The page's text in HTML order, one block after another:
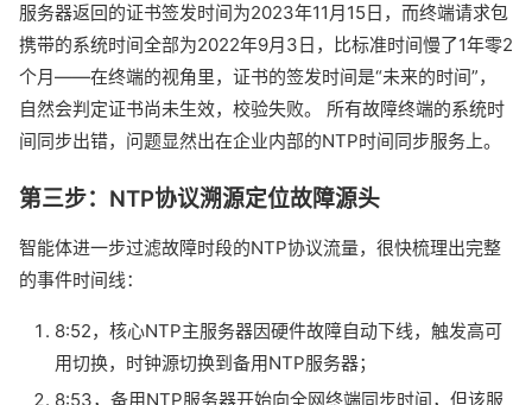
服务器返回的证书签发时间为2023年11月15日，而终端请求包
携带的系统时间全部为2022年9月3日，比标准时间慢了1年零2
个月——在终端的视角里，证书的签发时间是“未来的时间”，
自然会判定证书尚未生效，校验失败。 所有故障终端的系统时
间同步出错，问题显然出在企业内部的NTP时间同步服务上。
第三步：NTP协议溯源定位故障源头
智能体进一步过滤故障时段的NTP协议流量，很快梳理出完整
的事件时间线：
8:52，核心NTP主服务器因硬件故障自动下线，触发高可
用切换，时钟源切换到备用NTP服务器；
8:53，备用NTP服务器开始向全网终端同步时间，但该服